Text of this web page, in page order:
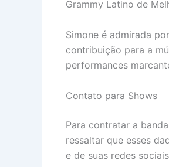
Grammy Latino de
Simone é admirada
contribuição para a
performances
Contato para Shows
Para contratar a
ressaltar que esses
e de suas redes